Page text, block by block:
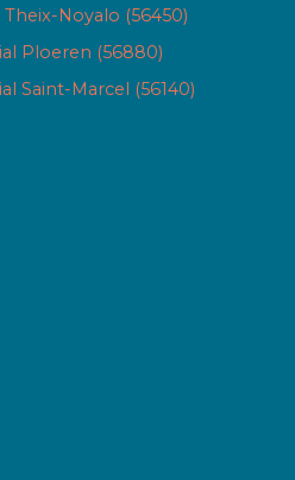
Noyalo (56450)
Ploeren (56880)
Saint-Marcel (56140)